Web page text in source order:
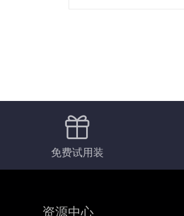
免费试用装
资源中心